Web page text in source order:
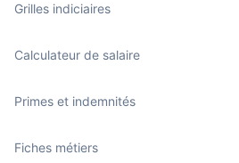
Grilles indiciaires
Calculateur de salaire
Primes et indemnités
Fiches métiers